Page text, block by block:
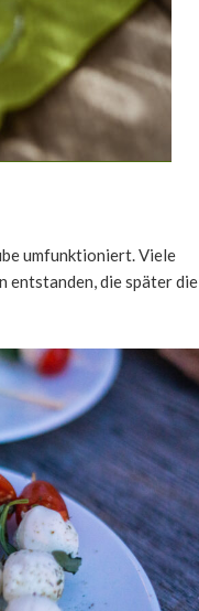
umfunktioniert. Viele
entstanden, die später die